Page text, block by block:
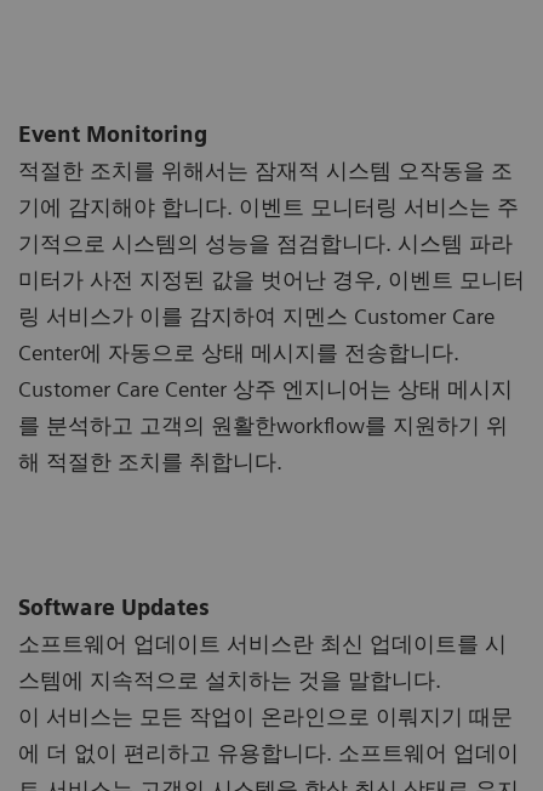
Event Monitoring
적절한 조치를 위해서는 잠재적 시스템 오작동을 조
기에 감지해야 합니다. 이벤트 모니터링 서비스는 주
기적으로 시스템의 성능을 점검합니다. 시스템 파라
미터가 사전 지정된 값을 벗어난 경우, 이벤트 모니터
링 서비스가 이를 감지하여 지멘스 Customer Care
Center에 자동으로 상태 메시지를 전송합니다.
Customer Care Center 상주 엔지니어는 상태 메시지
를 분석하고 고객의 원활한workflow를 지원하기 위
해 적절한 조치를 취합니다.
Software Updates
소프트웨어 업데이트 서비스란 최신 업데이트를 시
스템에 지속적으로 설치하는 것을 말합니다.
이 서비스는 모든 작업이 온라인으로 이뤄지기 때문
에 더 없이 편리하고 유용합니다. 소프트웨어 업데이